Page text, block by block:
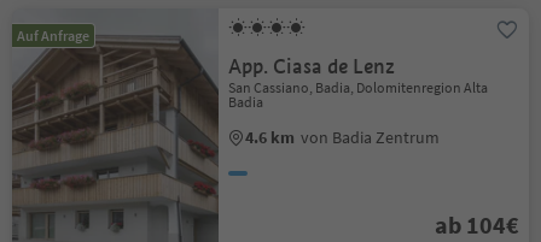
Auf Anfrage
App. Ciasa de Lenz
San Cassiano, Badia, Dolomitenregion Alta
Badia
4.6 km von Badia Zentrum
ab 104€